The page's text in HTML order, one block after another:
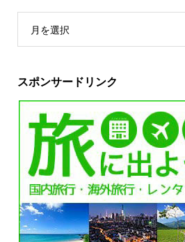
月を選択
スポンサードリンク